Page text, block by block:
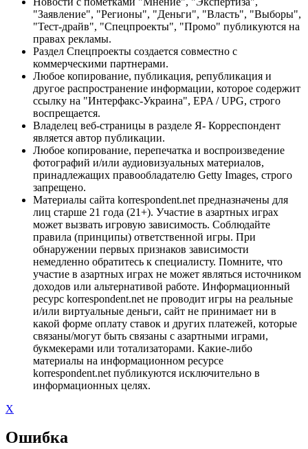
"Заявление", "Регионы", "Деньги", "Власть", "Выборы",
"Тест-драйв", "Спецпроекты", "Промо" публикуются на
правах рекламы.
Раздел Спецпроекты создается совместно с
коммерческими партнерами.
Любое копирование, публикация, републикация и
другое распространение информации, которое содержит
ссылку на "Интерфакс-Украина", EPA / UPG, строго
воспрещается.
Владелец веб-страницы в разделе Я- Корреспондент
является автор публикации.
Любое копирование, перепечатка и воспроизведение
фотографий и/или аудиовизуальных материалов,
принадлежащих правообладателю Getty Images, строго
запрещено.
Материалы сайта korrespondent.net предназначены для
лиц старше 21 года (21+). Участие в азартных играх
может вызвать игровую зависимость. Соблюдайте
правила (принципы) ответственной игры. При
обнаружении первых признаков зависимости
немедленно обратитесь к специалисту. Помните, что
участие в азартных играх не может являться источником
доходов или альтернативой работе. Информационный
ресурс korrespondent.net не проводит игры на реальные
и/или виртуальные деньги, сайт не принимает ни в
какой форме оплату ставок и других платежей, которые
связаны/могут быть связаны с азартными играми,
букмекерами или тотализаторами. Какие-либо
материалы на информационном ресурсе
korrespondent.net публикуются исключительно в
информационных целях.
X
Ошибка